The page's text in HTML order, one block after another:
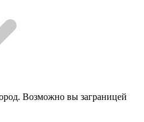
Возможно вы заграницей